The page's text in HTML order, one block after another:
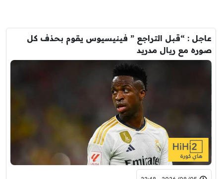
عاجل : “قبل التراجع ” فينيسيوس يقوم بحذف كل
صوره مع ريال مدريد